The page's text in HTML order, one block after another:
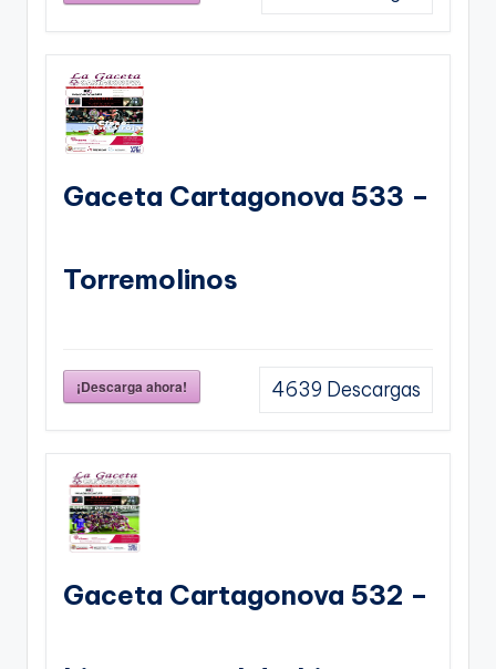
Gaceta Cartagonova 533 –
Torremolinos
¡Descarga ahora! 4639 Descargas
Gaceta Cartagonova 532 –